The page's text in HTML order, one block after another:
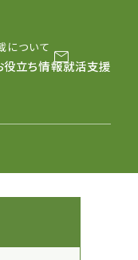
について
メールマガジン
LINE
役立ち情報就活支援